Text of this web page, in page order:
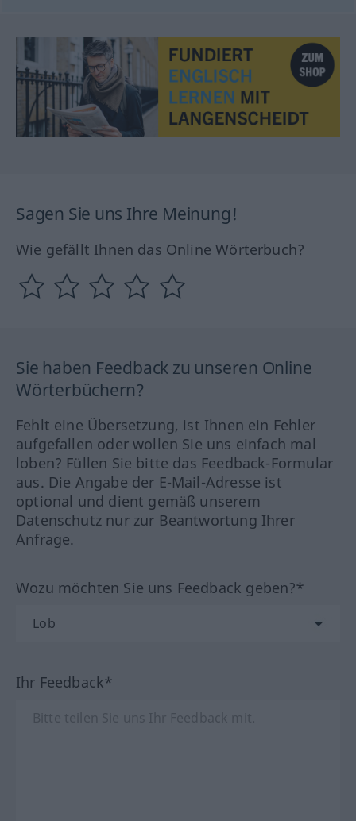
Sagen Sie uns Ihre Meinung!
Wie gefällt Ihnen das Online Wörterbuch?
Sie haben Feedback zu unseren Online
Wörterbüchern?
Fehlt eine Übersetzung, ist Ihnen ein Fehler
aufgefallen oder wollen Sie uns einfach mal
loben? Füllen Sie bitte das Feedback-Formular
aus. Die Angabe der E-Mail-Adresse ist
optional und dient gemäß unserem
Datenschutz nur zur Beantwortung Ihrer
Anfrage.
Wozu möchten Sie uns Feedback geben?*
Ihr Feedback*